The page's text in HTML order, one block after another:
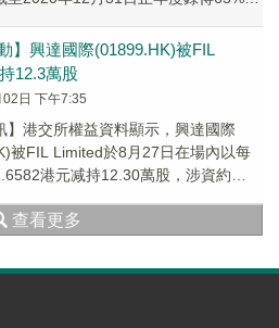
】興達國際(01899.HK)被FIL
12.3萬股
日 下午7:35
】港交所權益資料顯示，興達國際
被FIL Limited於8月27日在場內以每
港元减持12.30萬股，涉資約
查看更多